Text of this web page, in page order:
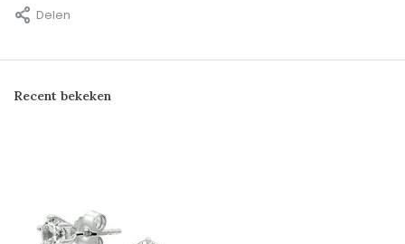
Delen
Recent bekeken